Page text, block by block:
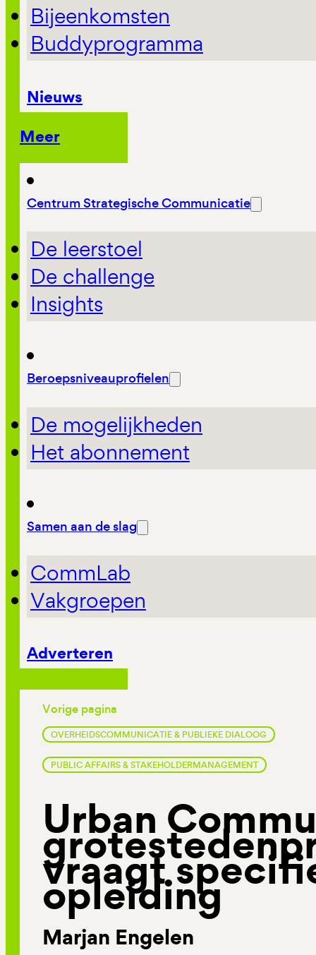
Bijeenkomsten
Buddyprogramma
Nieuws
Meer
Centrum Strategische Communicatie
De leerstoel
De challenge
Insights
Beroepsniveauprofielen
De mogelijkheden
Het abonnement
Samen aan de slag
CommLab
Vakgroepen
Adverteren
Vorige pagina
OVERHEIDSCOMMUNICATIE & PUBLIEKE DIALOOG
PUBLIC AFFAIRS & STAKEHOLDERMANAGEMENT
Urban
vraagt
opleiding
Marjan Engelen